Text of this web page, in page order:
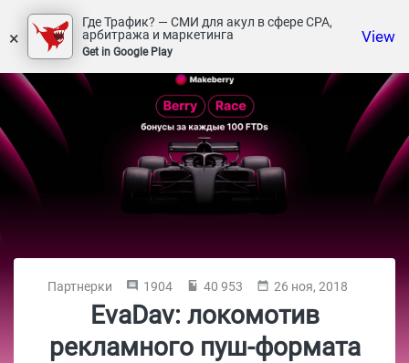
×
Где Трафик? — СМИ для акул в сфере СРА,
арбитража и маркетинга
Get in Google Play
View
Партнерки 1904 40 953 26 ноя, 2018
EvaDav: локомотив
рекламного пуш-формата